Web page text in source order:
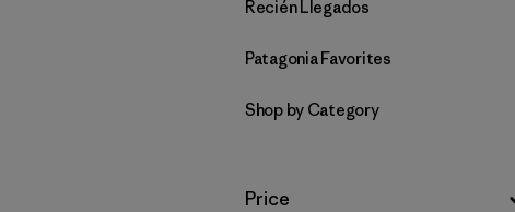
Recién Llegados
Patagonia Favorites
Shop by Category
Filtrar por
Price